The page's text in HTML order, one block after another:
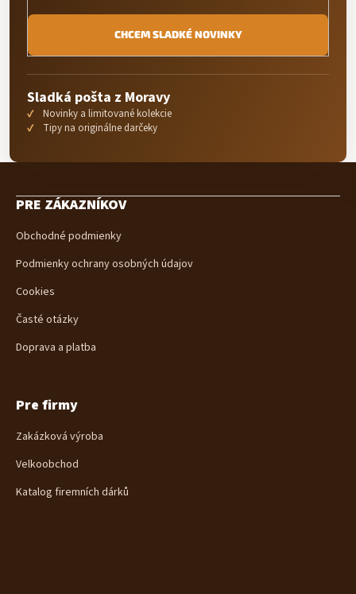
CHCEM SLADKÉ NOVINKY
Sladká pošta z Moravy
Novinky a limitované kolekcie
Tipy na originálne darčeky
PRE ZÁKAZNÍKOV
Obchodné podmienky
Podmienky ochrany osobných údajov
Cookies
Časté otázky
Doprava a platba
Pre firmy
Zakázková výroba
Velkoobchod
Katalog firemních dárků